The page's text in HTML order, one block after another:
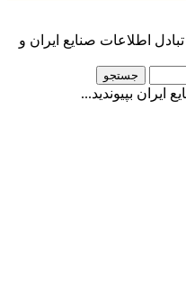
اطلاعات صنایع ایران و
بپیوندید...